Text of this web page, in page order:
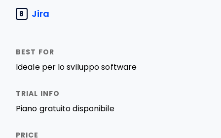
8 Jira
Ideale per lo sviluppo software
Piano gratuito disponibile